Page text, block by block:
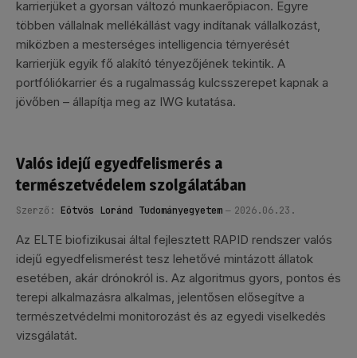
karrierjüket a gyorsan változó munkaerőpiacon. Egyre
többen vállalnak mellékállást vagy indítanak vállalkozást,
miközben a mesterséges intelligencia térnyerését
karrierjük egyik fő alakító tényezőjének tekintik. A
portfóliókarrier és a rugalmasság kulcsszerepet kapnak a
jövőben – állapítja meg az IWG kutatása.
Valós idejű egyedfelismerés a
természetvédelem szolgálatában
Szerző: Eötvös Loránd Tudományegyetem 2026.06.23.
Az ELTE biofizikusai által fejlesztett RAPID rendszer valós
idejű egyedfelismerést tesz lehetővé mintázott állatok
esetében, akár drónokról is. Az algoritmus gyors, pontos és
terepi alkalmazásra alkalmas, jelentősen elősegítve a
természetvédelmi monitorozást és az egyedi viselkedés
vizsgálatát.